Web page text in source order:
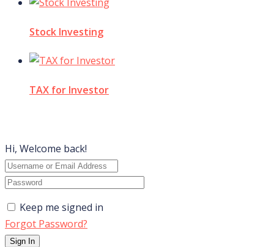
Stock Investing
TAX for Investor
Hi, Welcome back!
Keep me signed in
Forgot Password?
Sign In